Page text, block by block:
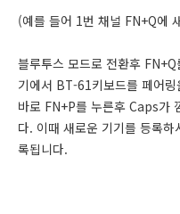
(예를 들어 1번 채널 FN+Q에
블루투스 모드로 전환후
기에서 BT-61키보드를 페어링
바로 FN+P를 누른후 Caps가
다. 이때 새로운 기기를 등록
록됩니다.